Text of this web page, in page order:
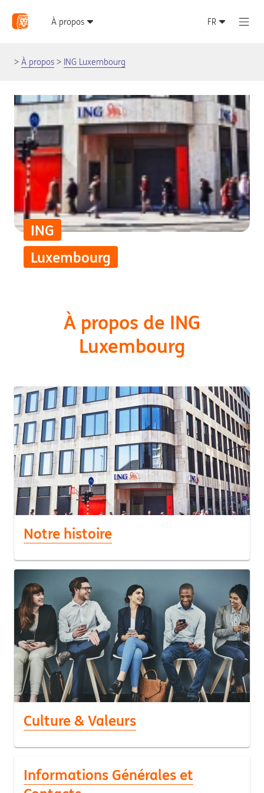
À propos ING Luxembourg
ING
Luxembourg
À propos de ING
Luxembourg
Notre histoire
Culture & Valeurs
Informations Générales et